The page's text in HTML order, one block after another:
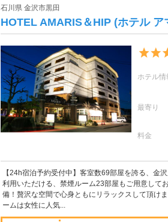
石川県 金沢市黒田
HOTEL AMARIS＆HIP (ホテル ア
ホテル情
最寄り
料金
【24h宿泊予約受付中】客室数69部屋を誇る、金
利用いただける、禁煙ルーム23部屋もご用意して
備！贅沢な空間で心身ともにリラックスして頂け
ームは女性に人気...